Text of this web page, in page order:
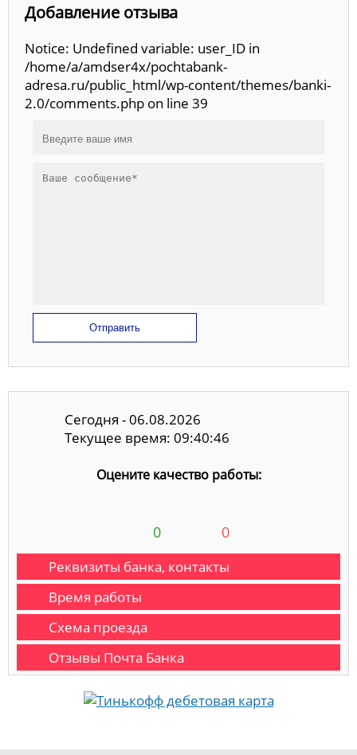
Добавление отзыва
Notice: Undefined variable: user_ID in
/home/a/amdser4x/pochtabank-
adresa.ru/public_html/wp-content/themes/banki-
2.0/comments.php on line 39
Отправить
Сегодня - 06.08.2026
Текущее время: 09:40:46
Оцените качество работы:
0 0
Реквизиты банка, контакты
Время работы
Схема проезда
Отзывы Почта Банка